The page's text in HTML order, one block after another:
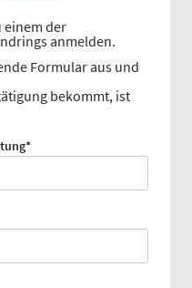
einem der
anmelden.
Formular aus und
bekommt, ist
*